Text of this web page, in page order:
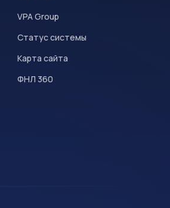
VPA Group
Статус системы
Карта сайта
ФНЛ 360